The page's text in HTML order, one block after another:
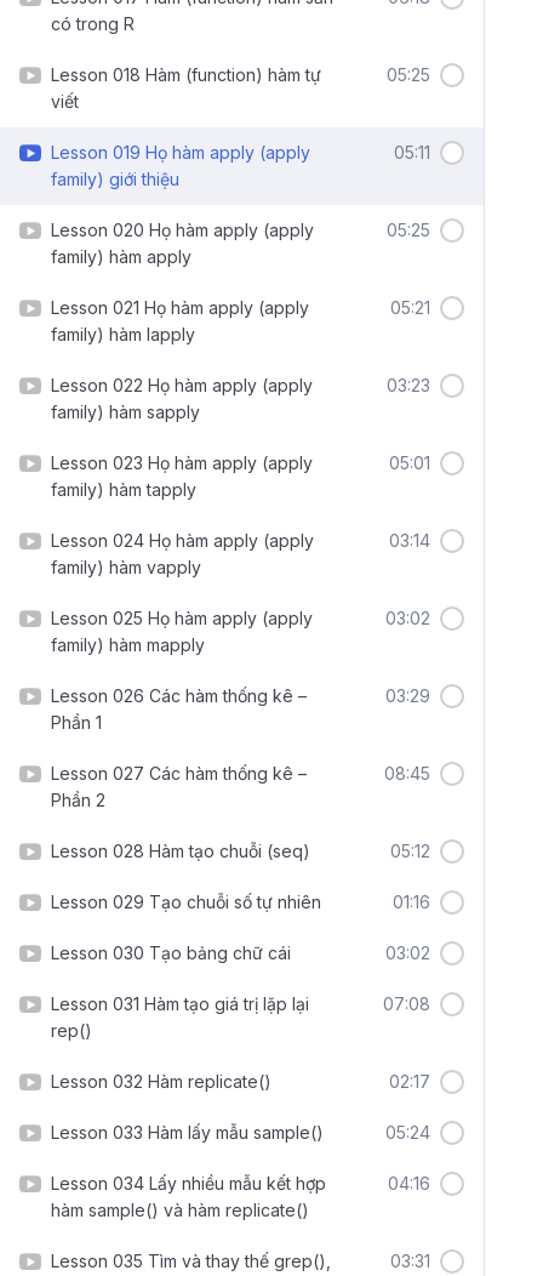
có trong R
Lesson 018 Hàm (function) hàm tự
viết
05:25
Lesson 019 Họ hàm apply (apply
family) giới thiệu
05:11
Lesson 020 Họ hàm apply (apply
family) hàm apply
05:25
Lesson 021 Họ hàm apply (apply
family) hàm lapply
05:21
Lesson 022 Họ hàm apply (apply
family) hàm sapply
03:23
Lesson 023 Họ hàm apply (apply
family) hàm tapply
05:01
Lesson 024 Họ hàm apply (apply
family) hàm vapply
03:14
Lesson 025 Họ hàm apply (apply
family) hàm mapply
03:02
Lesson 026 Các hàm thống kê –
Phần 1
03:29
Lesson 027 Các hàm thống kê –
Phần 2
08:45
Lesson 028 Hàm tạo chuỗi (seq) 05:12
Lesson 029 Tạo chuỗi số tự nhiên 01:16
Lesson 030 Tạo bảng chữ cái 03:02
Lesson 031 Hàm tạo giá trị lặp lại
rep()
07:08
Lesson 032 Hàm replicate() 02:17
Lesson 033 Hàm lấy mẫu sample() 05:24
Lesson 034 Lấy nhiều mẫu kết hợp
hàm sample() và hàm replicate()
04:16
Lesson 035 Tìm và thay thế grep(),
03:31